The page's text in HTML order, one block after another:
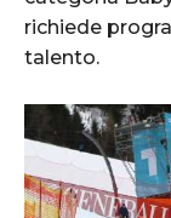
richiede
talento.